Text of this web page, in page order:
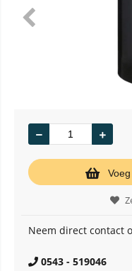
Neem direct contact
0543 - 519046